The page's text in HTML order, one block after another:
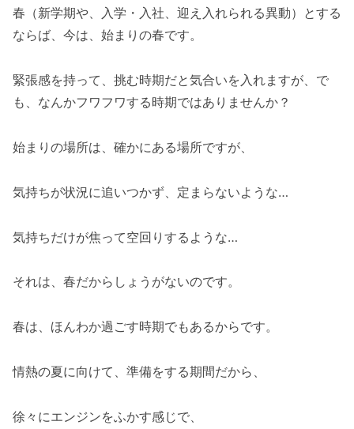
春（新学期や、入学・入社、迎え入れられる異動）とする
ならば、今は、始まりの春です。
緊張感を持って、挑む時期だと気合いを入れますが、で
も、なんかフワフワする時期ではありませんか？
始まりの場所は、確かにある場所ですが、
気持ちが状況に追いつかず、定まらないような…
気持ちだけが焦って空回りするような…
それは、春だからしょうがないのです。
春は、ほんわか過ごす時期でもあるからです。
情熱の夏に向けて、準備をする期間だから、
徐々にエンジンをふかす感じで、